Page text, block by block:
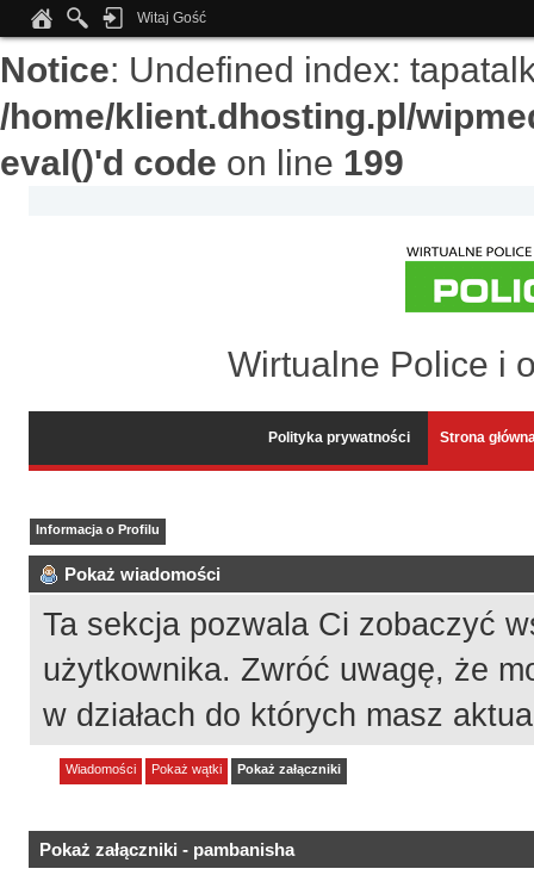
Notice: Undefined index:
/home/klient.dhosting.pl/
eval()'d code on line 199
Witaj Gość
Wirtualne Police i
Polityka prywatności Strona
Informacja o Profilu
Pokaż wiadomości
Ta sekcja pozwala Ci zobaczyć
użytkownika. Zwróć uwagę, że
w działach do których masz
Wiadomości Pokaż wątki Pokaż załączniki
Pokaż załączniki - pambanisha